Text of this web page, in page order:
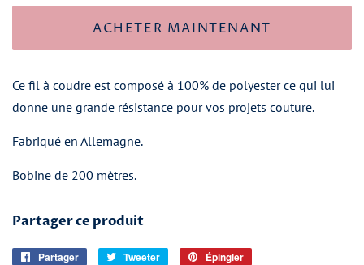
ACHETER MAINTENANT
Ce fil à coudre est composé à 100% de polyester ce qui lui
donne une grande résistance pour vos projets couture.
Fabriqué en Allemagne.
Bobine de 200 mètres.
Partager ce produit
Partager
PartagerTweeter
Tweeter
Épingler